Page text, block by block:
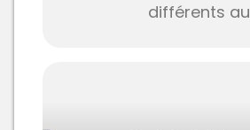
différents au